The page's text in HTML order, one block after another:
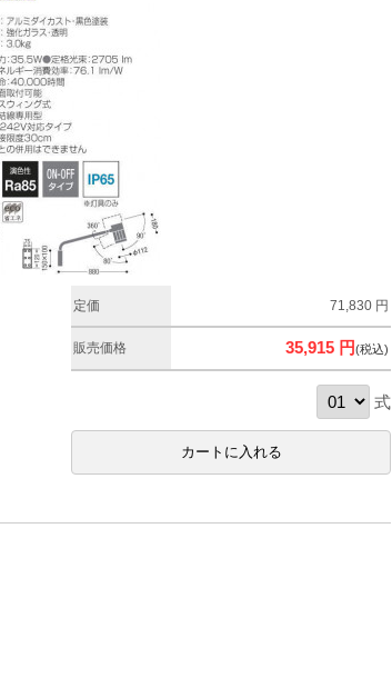
定価 71,830 円
販売価格 35,915 円(税込)
式